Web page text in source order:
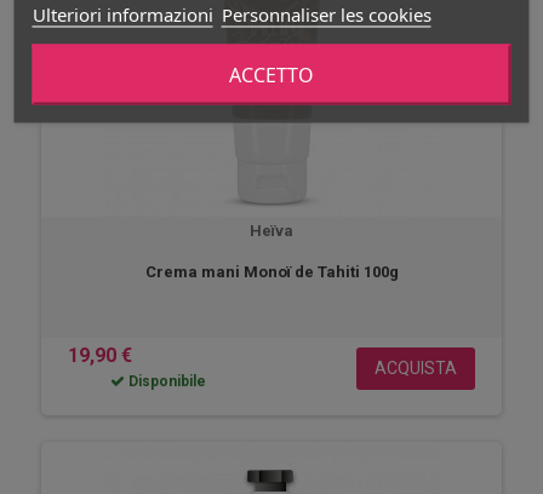
Ulteriori informazioni Personnaliser les cookies
ACCETTO
Heïva
Crema mani Monoï de Tahiti 100g
19,90 €
Disponibile
ACQUISTA